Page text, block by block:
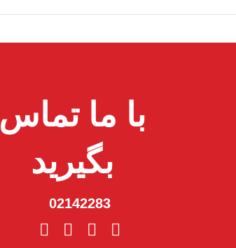
با ما تماس
بگیرید
02142283